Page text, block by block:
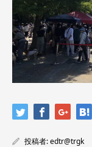
投稿者:edtr@trgk